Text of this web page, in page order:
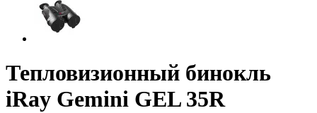
Тепловизионный бинокль
iRay Gemini GEL 35R